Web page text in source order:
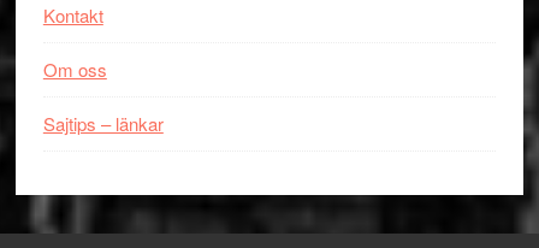
Kontakt
Om oss
Sajtips – länkar